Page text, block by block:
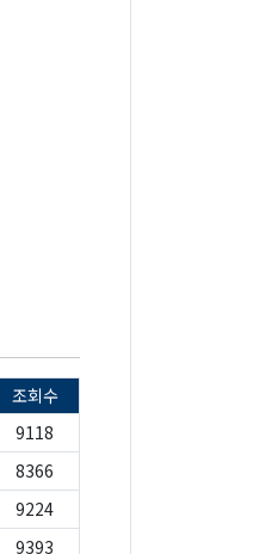
조회수
9118
8366
9224
9393